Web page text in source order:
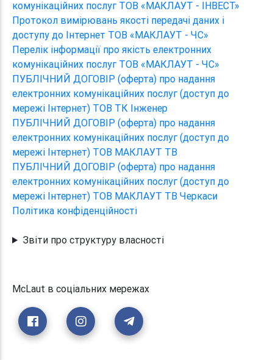
комунікаційних послуг ТОВ «МАКЛАУТ - ІНВЕСТ»
Протокол вимірювань якості передачі даних і
доступу до Інтернет ТОВ «МАКЛАУТ - ЧС»
Перелік інформації про якість електронних
комунікаційних послуг ТОВ «МАКЛАУТ - ЧС»
ПУБЛІЧНИЙ ДОГОВІР (оферта) про надання
електронних комунікаційних послуг (доступ до
мережі Інтернет) ТОВ ТК Інженер
ПУБЛІЧНИЙ ДОГОВІР (оферта) про надання
електронних комунікаційних послуг (доступ до
мережі Інтернет) ТОВ МАКЛАУТ ТВ
ПУБЛІЧНИЙ ДОГОВІР (оферта) про надання
електронних комунікаційних послуг (доступ до
мережі Інтернет) ТОВ МАКЛАУТ ТВ Черкаси
Політика конфіденційності
Звіти про структуру власності
McLaut в соціальних мережах